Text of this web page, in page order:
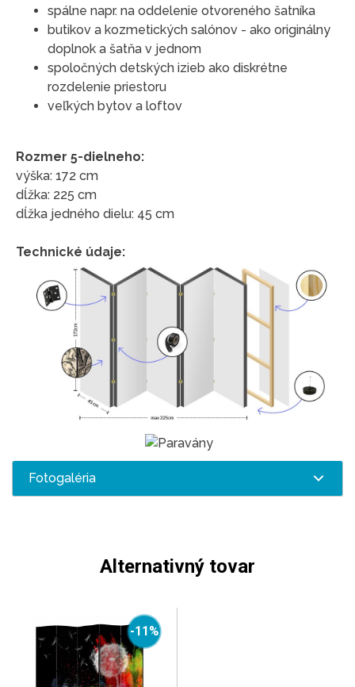
spálne napr. na oddelenie otvoreného šatníka
butikov a kozmetických salónov - ako originálny
doplnok a šatňa v jednom
spoločných detských izieb ako diskrétne
rozdelenie priestoru
veľkých bytov a loftov
Rozmer 5-dielneho:
výška: 172 cm
dĺžka: 225 cm
dĺžka jedného dielu: 45 cm
Technické údaje:
Fotogaléria
Alternativný tovar
-11%